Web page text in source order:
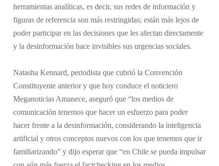
herramientas analíticas, es decir, sus redes de información y
figuras de referencia son más restringidas; están más lejos de
poder participar en las decisiones que les afectan directamente
y la desinformación hace invisibles sus urgencias sociales.
Natasha Kennard, periodista que cubrió la Convención
Constituyente anterior y que hoy conduce el noticiero
Meganoticias Amanece, aseguró que “los medios de
comunicación tenemos que hacer un esfuerzo para poder
hacer frente a la desinformación, considerando la inteligencia
artificial y otros conceptos nuevos con los que tenemos que ir
familiarizando” y dijo esperar que “en Chile se pueda impulsar